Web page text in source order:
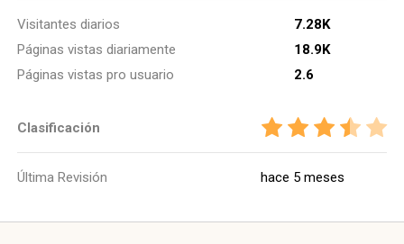
Visitantes diarios
7.28K
Páginas vistas diariamente
18.9K
Páginas vistas pro usuario
2.6
Clasificación
Última Revisión hace 5 meses